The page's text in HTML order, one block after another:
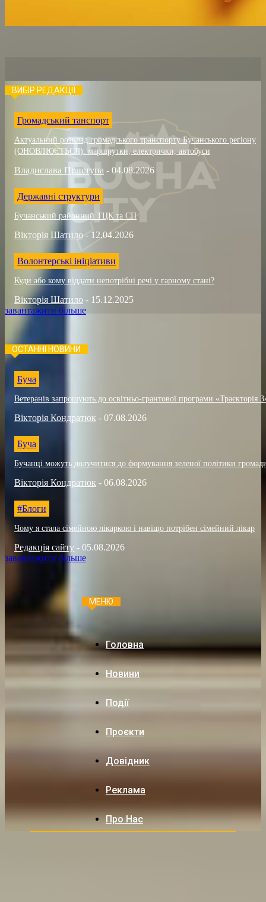
ВИБІР РЕДАКЦІЇ
Громадський танспорт
Актуальний розклад громадського транспорту Бучанського регіону
(ОНОВЛЮЄТЬСЯ): маршрутки, електрички, автобуси
Владислава Приступа - 04.08.2026
Державні структури
Бучанський районний ТЦК та СП
Вікторія Шатило - 12.04.2026
Волонтерські ініціативи
Куди або кому віддати непотрібні речі у гарному стані?
Вікторія Шатило - 15.12.2025
завантажити більше
ОСТАННІ НОВИНИ
Буча
Ветеранів запрошують до освітньо-грантової програми «Траєкторія
Вікторія Кондратюк - 07.08.2026
Буча
Бучанці можуть долучитися до формування зеленої політики
Вікторія Кондратюк - 06.08.2026
#Блоги
Чому я стала сімейною лікаркою і навіщо потрібен сімейний лікар
Редакція сайту - 05.08.2026
завантажити більше
МЕНЮ
Головна
Новини
Події
Проєкти
Довідник
Реклама
Про Нас